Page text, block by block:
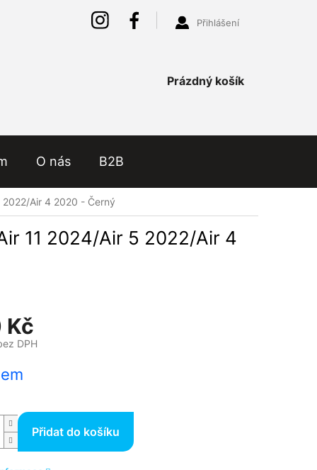
Přihlášení
Nákupní
košík
Prázdný košík
O nás B2B
2022/Air 4 2020 - Černý
11 2024/Air 5 2022/Air 4
Kč
DPH
Přidat do košíku